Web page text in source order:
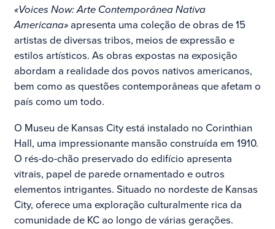
«Voices Now: Arte Contemporânea Nativa
Americana»apresenta uma coleção de obras de 15
artistas de diversas tribos, meios de expressão e
estilos artísticos. As obras expostas na exposição
abordam a realidade dos povos nativos americanos,
bem como as questões contemporâneas que afetam o
país como um todo.
O Museu de Kansas City está instalado no Corinthian
Hall, uma impressionante mansão construída em 1910.
O rés-do-chão preservado do edifício apresenta
vitrais, papel de parede ornamentado e outros
elementos intrigantes. Situado no nordeste de Kansas
City, oferece uma exploração culturalmente rica da
comunidade de KC ao longo de várias gerações.